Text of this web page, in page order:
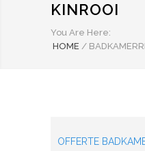
KINROOI
You Are Here:
HOME /
OFFERTE